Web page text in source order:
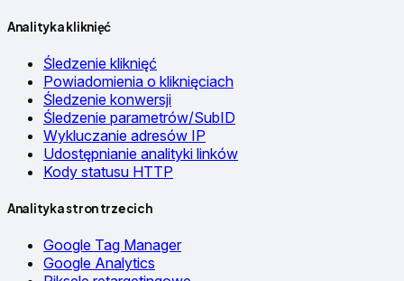
Analityka kliknięć
Śledzenie kliknięć
Powiadomienia o kliknięciach
Śledzenie konwersji
Śledzenie parametrów/SubID
Wykluczanie adresów IP
Udostępnianie analityki linków
Kody statusu HTTP
Analityka stron trzecich
Google Tag Manager
Google Analytics